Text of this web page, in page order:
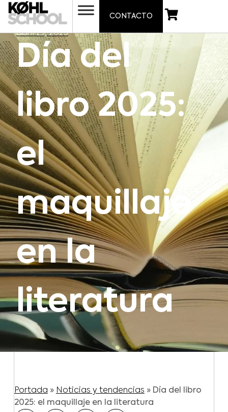
CONTACTO
abril 23, 2025
Día del
libro 2025:
el
maquillaje
en la
literatura
Portada » Noticias y tendencias » Día del libro
2025: el maquillaje en la literatura